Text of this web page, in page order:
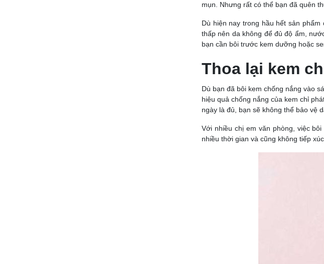
mụn. Nhưng rất có thể bạn đã quên
Dù hiện nay trong hầu hết sản
thấp nên da không để đủ độ ẩm,
bạn cần bôi trước kem dưỡng hoặc
Thoa lại kem
Dù bạn đã bôi kem chống nắng vào
hiệu quả chống nắng của kem chỉ
ngày là đủ, bạn sẽ không thể bảo vệ
Với nhiều chị em văn phòng, việc
nhiều thời gian và cũng không tiếp